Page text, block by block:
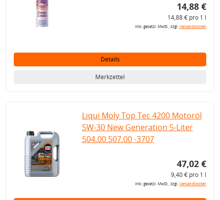
14,88 €
14,88 € pro 1 l
inkl. gesetzl. MwSt., zzgl.Versandkosten
Details
Merkzettel
Liqui Moly Top Tec 4200 Motoröl
5W-30 New Generation 5-Liter
504.00 507.00 -3707
47,02 €
9,40 € pro 1 l
inkl. gesetzl. MwSt., zzgl.Versandkosten